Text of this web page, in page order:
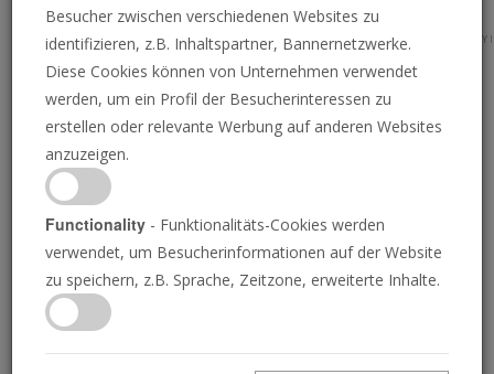
PAVEL PAVLOV/ANADOLU AGENCY VIA GETTY IMAGES; FATEMEH BAHRAMI/ANADOLU AGENCY/GETTY
Eine Allianz des Bösen
Iraner helfen Russen, Europäer in der Ukraine
zu töten.
ABRAHAM BLONDEAU UND MIHAILO ZEKIC
er Krieg Russlands gegen die Ukraine hat die Welt
Besucher zwischen verschiedenen Websites zu
identifizieren, z.B. Inhaltspartner, Bannernetzwerke.
Diese Cookies können von Unternehmen verwendet
werden, um ein Profil der Besucherinteressen zu
erstellen oder relevante Werbung auf anderen Websites
anzuzeigen.
Functionality - Funktionalitäts-Cookies werden
verwendet, um Besucherinformationen auf der Website
zu speichern, z.B. Sprache, Zeitzone, erweiterte Inhalte.